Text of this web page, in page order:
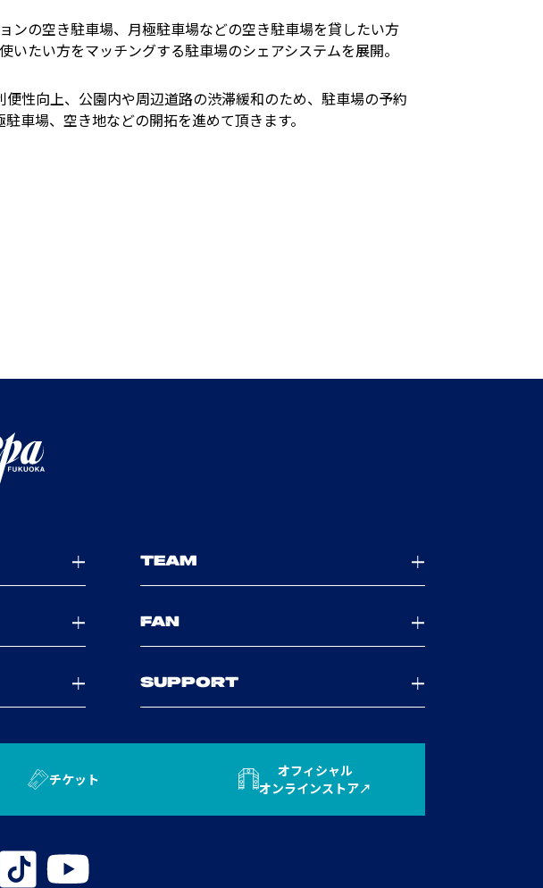
ンの空き駐車場、月極駐車場などの空き駐車場を貸したい方
たい方をマッチングする駐車場のシェアシステムを展開。
性向上、公園内や周辺道路の渋滞緩和のため、駐車場の予約
車場、空き地などの開拓を進めて頂きます。
TEAM
FAN
SUPPORT
チケット
オフィシャル
オンラインストア